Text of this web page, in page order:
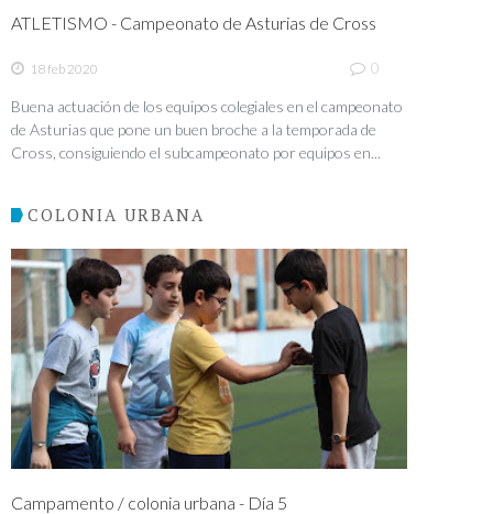
ATLETISMO - Campeonato de Asturias de Cross
18 feb 2020 0
Buena actuación de los equipos colegiales en el campeonato
de Asturias que pone un buen broche a la temporada de
Cross, consiguiendo el subcampeonato por equipos en...
COLONIA URBANA
Campamento / colonia urbana - Día 5